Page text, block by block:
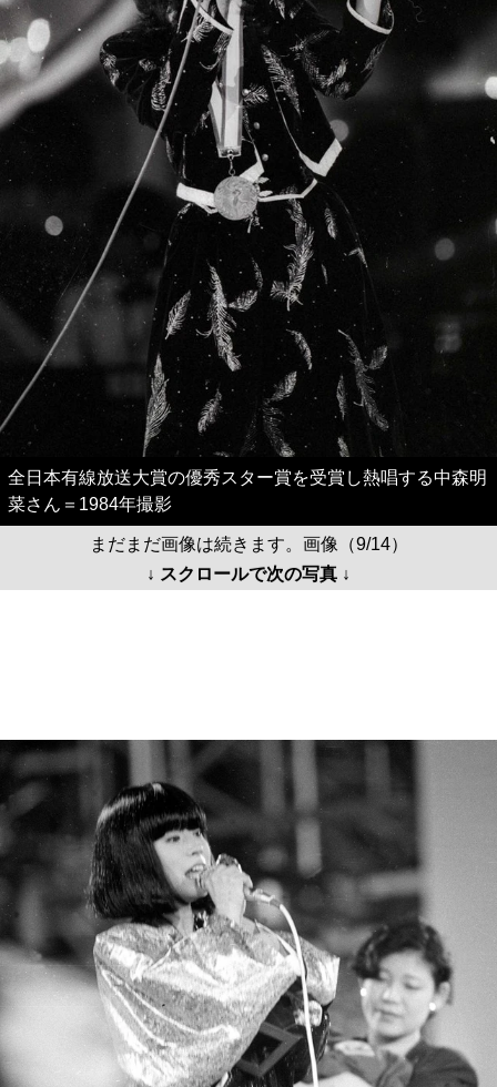
全日本有線放送大賞の優秀スター賞を受賞し熱唱する中森明
菜さん＝1984年撮影
まだまだ画像は続きます。画像（9/14）
↓ スクロールで次の写真 ↓